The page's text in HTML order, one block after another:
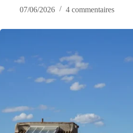
07/06/2026
4 commentaires